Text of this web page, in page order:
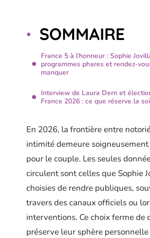
SOMMAIRE
France 5 à l’honneur : Sophie
programmes phares et rendez-
manquer
Interview de Laura Dern et
France 2026 : ce que réserve la
En 2026, la frontière entre
intimité demeure
pour le couple. Les seules
circulent sont celles que Sophie
choisies de rendre publiques,
travers des canaux officiels ou
interventions. Ce choix ferme de
préserve leur sphère